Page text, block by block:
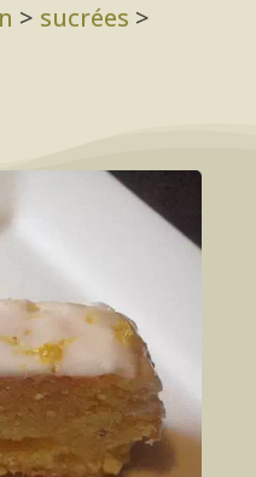
> sucrées >